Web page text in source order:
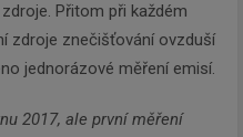
Přitom při každém
zdroje znečišťování ovzduší
jednorázové měření emisí.
2017, ale první měření